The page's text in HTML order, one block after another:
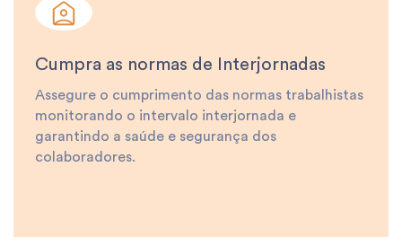
Cumpra as normas de Interjornadas
Assegure o cumprimento das normas trabalhistas
monitorando o intervalo interjornada e
garantindo a saúde e segurança dos
colaboradores.